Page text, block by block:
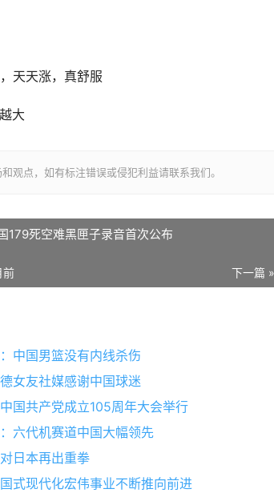
天天涨，真舒服
大
观点，如有标注错误或侵犯利益请联系我们。
179死空难黑匣子录音首次公布
下一篇 »
前
中国男篮没有内线杀伤
女友社媒感谢中国球迷
国共产党成立105周年大会举行
六代机赛道中国大幅领先
日本再出重拳
式现代化宏伟事业不断推向前进